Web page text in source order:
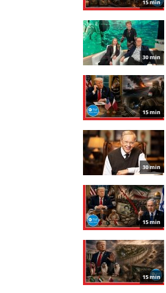
15 min
30 min
15 min
30 min
15 min
15 min